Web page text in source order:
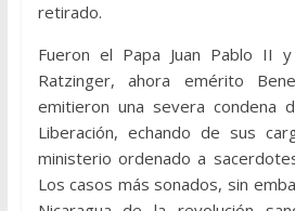
retirado.
Fueron el Papa Juan Pablo II
Ratzinger, ahora emérito
emitieron una severa condena
Liberación, echando de sus
ministerio ordenado a
Los casos más sonados, sin